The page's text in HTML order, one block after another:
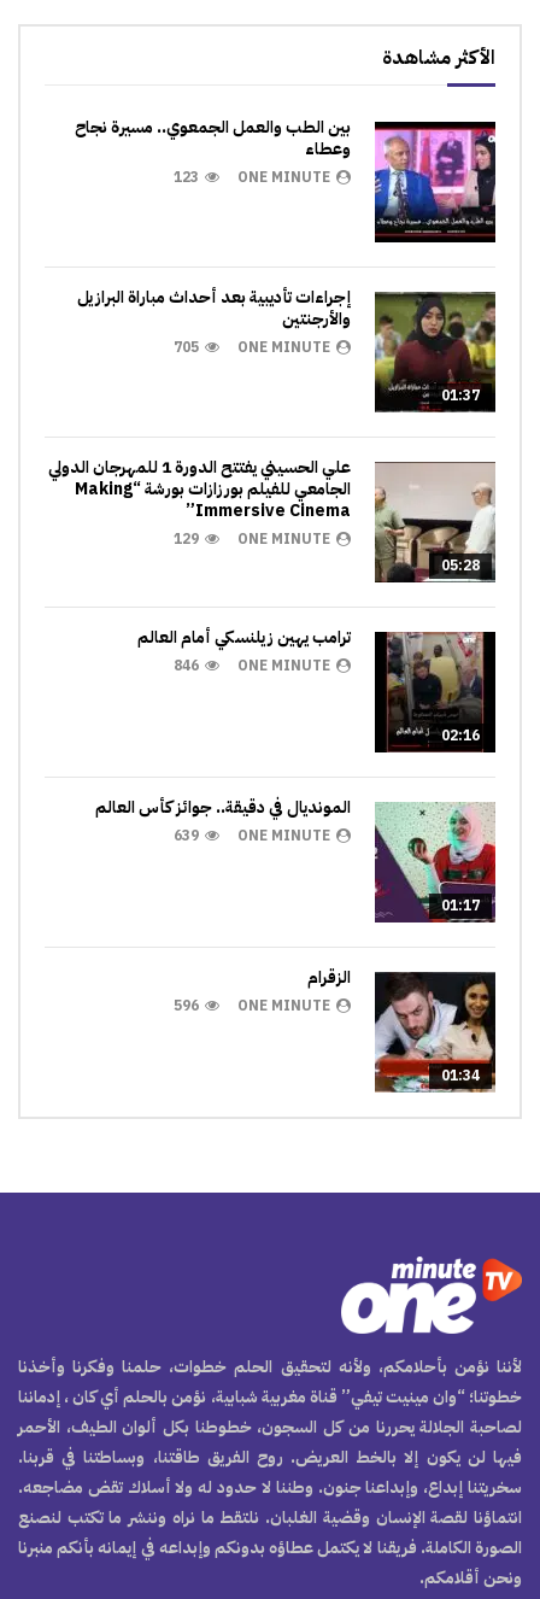
الأكثر مشاهدة
بين الطب والعمل الجمعوي.. مسيرة نجاح
وعطاء
ONE MINUTE
123
01:37
إجراءات تأديبية بعد أحداث مباراة البرازيل
والأرجنتين
ONE MINUTE
705
05:28
علي الحسيني يفتتح الدورة 1 للمهرجان الدولي
الجامعي للفيلم بورزازات بورشة “Making
Immersive Cinema”
ONE MINUTE
129
02:16
ترامب يهين زيلنسكي أمام العالم
ONE MINUTE
846
01:17
المونديال في دقيقة.. جوائز كأس العالم
ONE MINUTE
639
01:34
الزقرام
ONE MINUTE
596
لأننا نؤمن بأحلامكم، ولأنه لتحقيق الحلم خطوات، حلمنا وفكرنا وأخذنا
خطوتنا؛ “وان مينيت تيفي” قناة مغربية شبابية، نؤمن بالحلم أي كان ، إدماننا
لصاحبة الجلالة يحررنا من كل السجون، خطوطنا بكل ألوان الطيف، الأحمر
فيها لن يكون إلا بالخط العريض. روح الفريق طاقتنا، وبساطتنا في قربنا.
سخريتنا إبداع، وإبداعنا جنون. وطننا لا حدود له ولا أسلاك تقض مضاجعه.
انتماؤنا لقصة الإنسان وقضية الغلبان. نلتقط ما نراه وننشر ما تكتب لنصنع
الصورة الكاملة. فريقنا لا يكتمل عطاؤه بدونكم وإبداعه في إيمانه بأنكم منبرنا
ونحن أقلامكم.